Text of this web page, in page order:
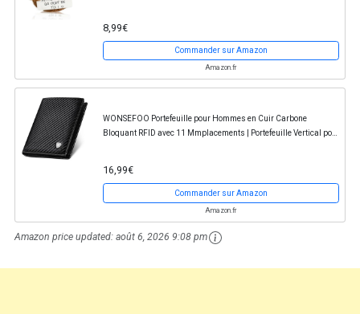
8,99€
Commander sur Amazon
Amazon.fr
WONSEFOO Portefeuille pour Hommes en Cuir Carbone
Bloquant RFID avec 11 Mmplacements | Portefeuille Vertical pour
16,99€
Commander sur Amazon
Amazon.fr
Amazon price updated: août 6, 2026 9:08 pm